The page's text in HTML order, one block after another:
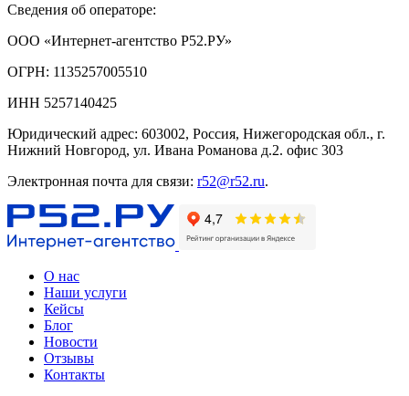
Сведения об операторе:
ООО «Интернет-агентство Р52.РУ»
ОГРН: 1135257005510
ИНН 5257140425
Юридический адрес: 603002, Россия, Нижегородская обл., г.
Нижний Новгород, ул. Ивана Романова д.2. офис 303
Электронная почта для связи: r52@r52.ru.
О нас
Наши услуги
Кейсы
Блог
Новости
Отзывы
Контакты